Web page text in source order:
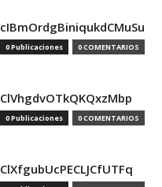
cIBmOrdgBiniqukdCMuSu
0 Publicaciones 0 COMENTARIOS
ClVhgdvOTkQKQxzMbp
0 Publicaciones 0 COMENTARIOS
ClXfgubUcPECLJCfUTFq